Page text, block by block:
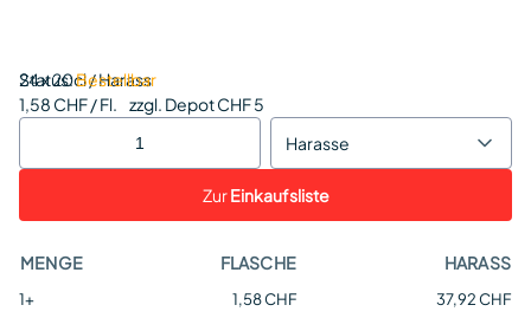
Status:Bestellbar
24 x 20cl / Harass
1,58 CHF / Fl.
zzgl. Depot CHF 5
Harasse
ZurEinkaufsliste
MENGE FLASCHE HARASS
1+ 1,58 CHF 37,92 CHF